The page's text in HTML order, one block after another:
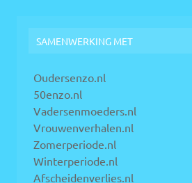
SAMENWERKING MET
Oudersenzo.nl
50enzo.nl
Vadersenmoeders.nl
Vrouwenverhalen.nl
Zomerperiode.nl
Winterperiode.nl
Afscheidenverlies.nl